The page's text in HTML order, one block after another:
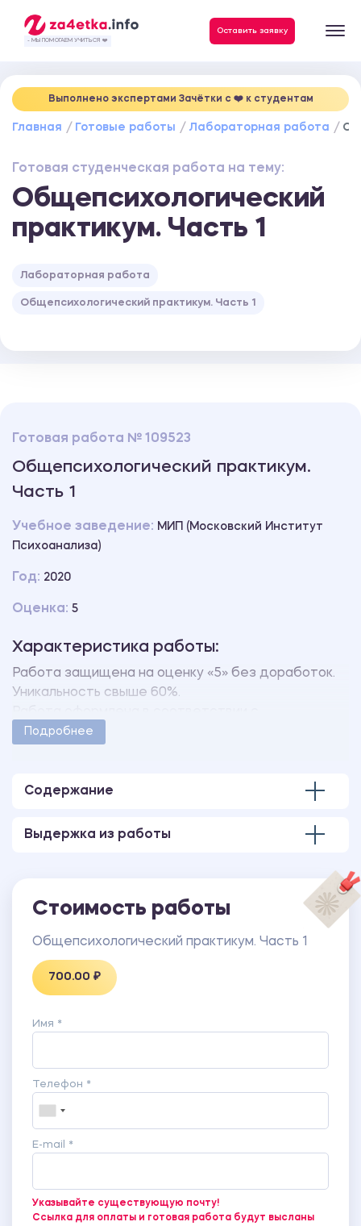
- МЫ ПОМОГАЕМ УЧИТЬСЯ ❤️
Оставить заявку
Выполнено экспертами Зачётки c ❤️ к студентам
Главная Готовые работы Лабораторная работа
Готовая студенческая работа на тему:
Общепсихологический
практикум. Часть 1
Лабораторная работа
Общепсихологический практикум. Часть 1
Готовая работа № 109523
Общепсихологический практикум.
Часть 1
Учебное заведение: МИП (Московский Институт
Психоанализа)
Год: 2020
Оценка: 5
Характеристика работы:
Работа защищена на оценку «5» без доработок.
Уникальность свыше 60%.
методическими указаниями учебного заведения.
Подробнее
Содержание
Выдержка из работы
Стоимость работы
Общепсихологический практикум. Часть 1
700.00 ₽
Имя *
Телефон *
E-mail *
Указывайте существующую почту!
Ссылка для оплаты и готовая работа будут высланы